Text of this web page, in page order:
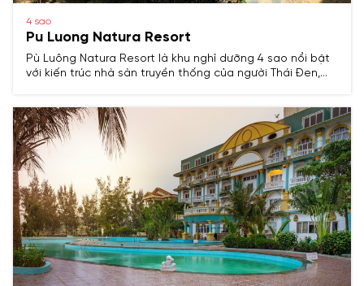
4 sao
Pu Luong Natura Resort
Pù Luông Natura Resort là khu nghỉ dưỡng 4 sao nổi bật
với kiến trúc nhà sàn truyền thống của người Thái Đen,